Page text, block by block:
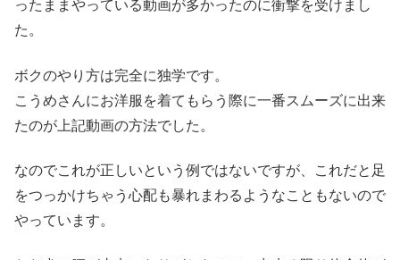
ったままやっている動画が多かったのに衝撃を受けまし
た。
ボクのやり方は完全に独学です。
こうめさんにお洋服を着てもらう際に一番スムーズに出来
たのが上記動画の方法でした。
なのでこれが正しいという例ではないですが、これだと足
をつっかけちゃう心配も暴れまわるようなこともないので
やっています。